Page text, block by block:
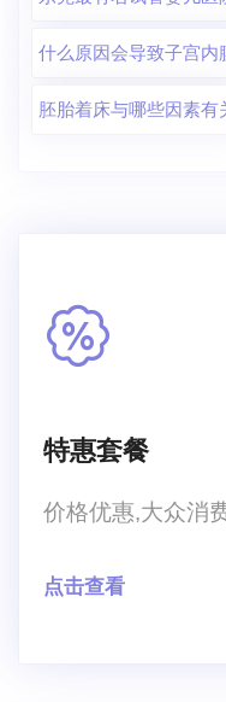
什么原因会导致子宫内
胚胎着床与哪些因素有
特惠套餐
价格优惠,大众消
点击查看